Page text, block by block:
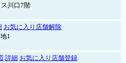
川口7階
お気に入り店舗解除
1
詳細 お気に入り店舗登録